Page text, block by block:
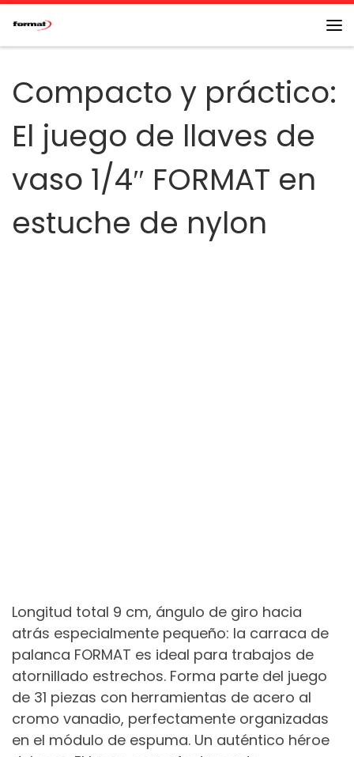
Saltar al contenido
Compacto y práctico:
El juego de llaves de
vaso 1/4″ FORMAT en
estuche de nylon
Longitud total 9 cm, ángulo de giro hacia
atrás especialmente pequeño: la carraca de
palanca FORMAT es ideal para trabajos de
atornillado estrechos. Forma parte del juego
de 31 piezas con herramientas de acero al
cromo vanadio, perfectamente organizadas
en el módulo de espuma. Un auténtico héroe